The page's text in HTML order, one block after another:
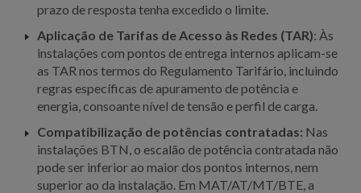
prazo de resposta tenha excedido o limite.
Aplicação de Tarifas de Acesso às Redes (TAR): Às
instalações com pontos de entrega internos aplicam-se
as TAR nos termos do Regulamento Tarifário, incluindo
regras específicas de apuramento de potência e
energia, consoante nível de tensão e perfil de carga.
Compatibilização de potências contratadas: Nas
instalações BTN, o escalão de potência contratada não
pode ser inferior ao maior dos pontos internos, nem
superior ao da instalação. Em MAT/AT/MT/BTE, a